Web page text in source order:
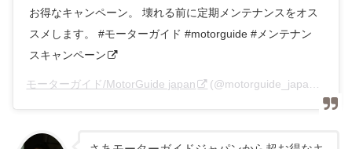
お得なキャンペーン。 壊れる前に定期メンテナンスをオス
スメします。 #モーターガイド #motorguide #メンテナン
スキャンペーン
モーターガイド/MotorGuide japan (@motorguide_japan_tym)がシェアした投稿 –